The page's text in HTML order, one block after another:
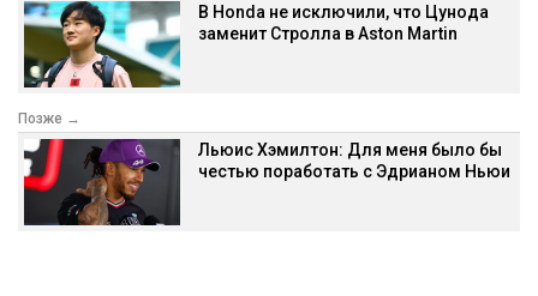
В Honda не исключили, что Цунода
заменит Стролла в Aston Martin
Позже →
Льюис Хэмилтон: Для меня было бы
честью поработать с Эдрианом Ньюи